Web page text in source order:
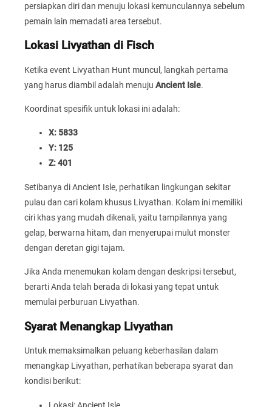
persiapkan diri dan menuju lokasi kemunculannya sebelum
pemain lain memadati area tersebut.
Lokasi Livyathan di Fisch
Ketika event Livyathan Hunt muncul, langkah pertama
yang harus diambil adalah menuju Ancient Isle.
Koordinat spesifik untuk lokasi ini adalah:
X: 5833
Y: 125
Z: 401
Setibanya di Ancient Isle, perhatikan lingkungan sekitar
pulau dan cari kolam khusus Livyathan. Kolam ini memiliki
ciri khas yang mudah dikenali, yaitu tampilannya yang
gelap, berwarna hitam, dan menyerupai mulut monster
dengan deretan gigi tajam.
Jika Anda menemukan kolam dengan deskripsi tersebut,
berarti Anda telah berada di lokasi yang tepat untuk
memulai perburuan Livyathan.
Syarat Menangkap Livyathan
Untuk memaksimalkan peluang keberhasilan dalam
menangkap Livyathan, perhatikan beberapa syarat dan
kondisi berikut:
Lokasi: Ancient Isle